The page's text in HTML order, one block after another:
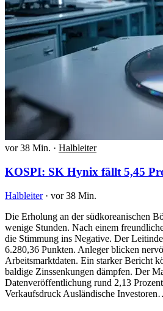
vor 38 Min. · Halbleiter
KOSPI: SK Hynix fällt 5,45
Halbleiter · vor 38 Min.
Die Erholung an der südkoreanischen
wenige Stunden. Nach einem
die Stimmung ins Negative. Der
6.280,36 Punkten. Anleger blicken
Arbeitsmarktdaten. Ein starker Bericht
baldige Zinssenkungen dämpfen. Der
Datenveröffentlichung rund 2,13
Verkaufsdruck Ausländische